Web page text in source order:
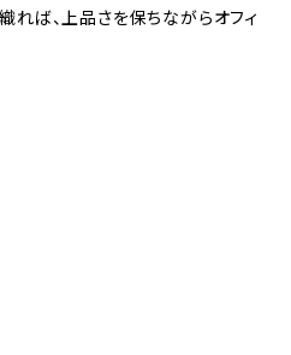
れば、上品さを保ちながらオフィ